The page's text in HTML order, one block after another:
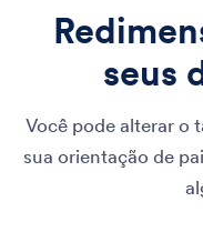
seus
Você pode alterar o
sua orientação de